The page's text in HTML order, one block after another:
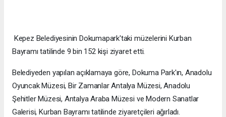
Kepez Belediyesinin Dokumapark'taki müzelerini Kurban
Bayramı tatilinde 9 bin 152 kişi ziyaret etti.
Belediyeden yapılan açıklamaya göre, Dokuma Park'ın, Anadolu
Oyuncak Müzesi, Bir Zamanlar Antalya Müzesi, Anadolu
Şehitler Müzesi, Antalya Araba Müzesi ve Modern Sanatlar
Galerisi, Kurban Bayramı tatilinde ziyaretçileri ağırladı.